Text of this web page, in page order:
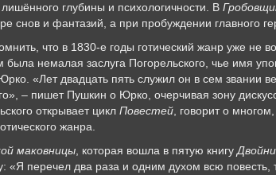
глубины и психологичности. В
снов и фантазий, а при пробуждении главного
что в 1830-е годы готический жанр уже не
была немалая заслуга Погорельского, чье имя
«Лет двадцать пять служил он в сем звании
– пишет Пушкин о Юрко, очерчивая зону
открывает цикл Повестей, говорит о
жанра.
маковницы, которая вошла в пятую книгу
«Я перечел два раза и одним духом всю